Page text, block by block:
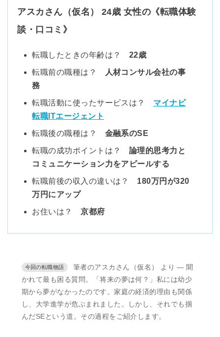
アスカさん（仮名） 24歳 女性の《転職体験
談・口コミ》
転職したときの年齢は？ 22歳
転職前の職種は？
人材コンサル会社の事
務
転職活動に使ったサービスは？ マイナビ
転職ITエージェント
転職後の職種は？ 金融系のSE
転職の成功ポイントは？ 論理的思考力と
コミュニケーション力をアピールする
転職前後の収入の違いは？ 180万円が320
万円にアップ
お住いは？京都府
筆者のアスカさん（仮名） より ― 聞
かれて最も困る質問。「将来の夢は何？」私には幼少
期から夢がなかったのです。家庭の経済的理由も関係
し、大学進学が危ぶまれました。しかし、それでも掴
んだSEという道。その過程をご紹介します。